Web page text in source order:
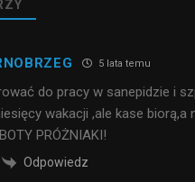
5 lata temu
do pracy w sanepidzie i
wakacji ,ale kase
PRÓŻNIAKI!
Odpowiedz